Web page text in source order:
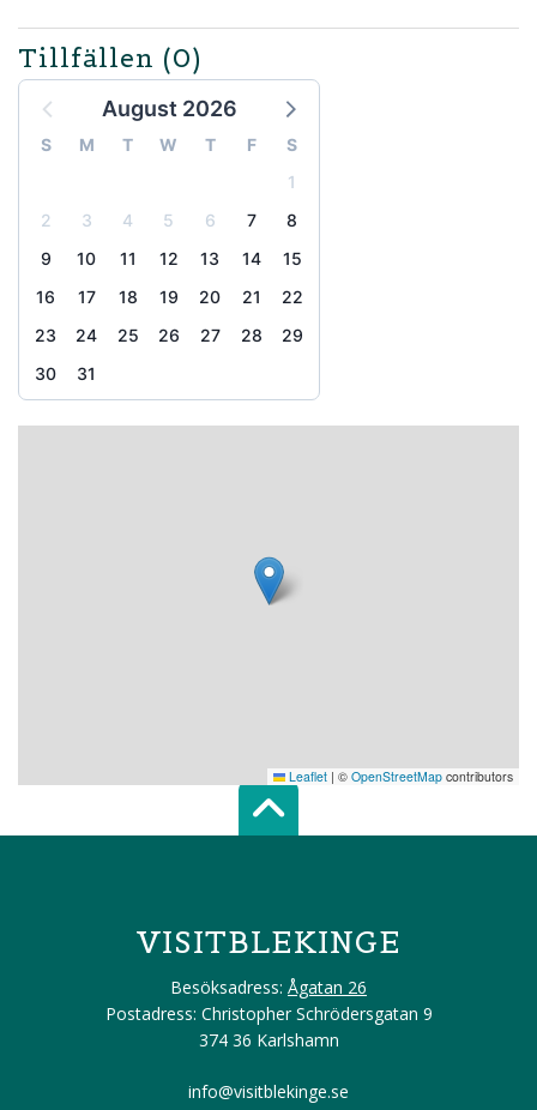
Tillfällen (0)
August 2026
S M T W T F
S
1
2
3 4 5 6 7
8
9
10 11 12 13 14
15
16
17 18 19 20 21
22
23
24 25 26 27 28
29
30
31
Leaflet | © OpenStreetMap contributors
Scroll top of
VISITBLEKINGE
Besöksadress: Ågatan 26
Postadress: Christopher Schrödersgatan 9
374 36 Karlshamn
info@visitblekinge.se